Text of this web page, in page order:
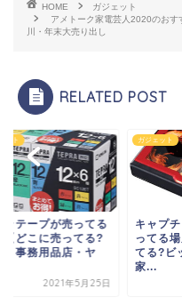
HOME
ガジェット
アメトーク家電芸人2020のお
川・年末大売り出し
RELATED POST
ジェット
ャプチャーボードが売
てる場所【どこで売っ
る?ビックカメラ・
2022年8月19日
ガジェッ
スタ
売って
こに売
リ・...